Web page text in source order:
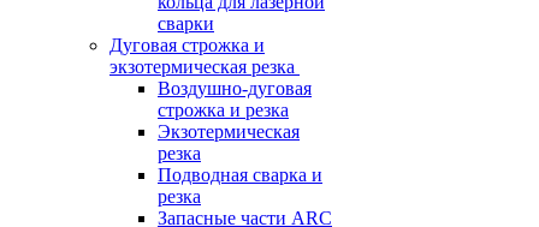
сварки
Дуговая строжка и
экзотермическая резка
Воздушно-дуговая
строжка и резка
Экзотермическая
резка
Подводная сварка и
резка
Запасные части ARC